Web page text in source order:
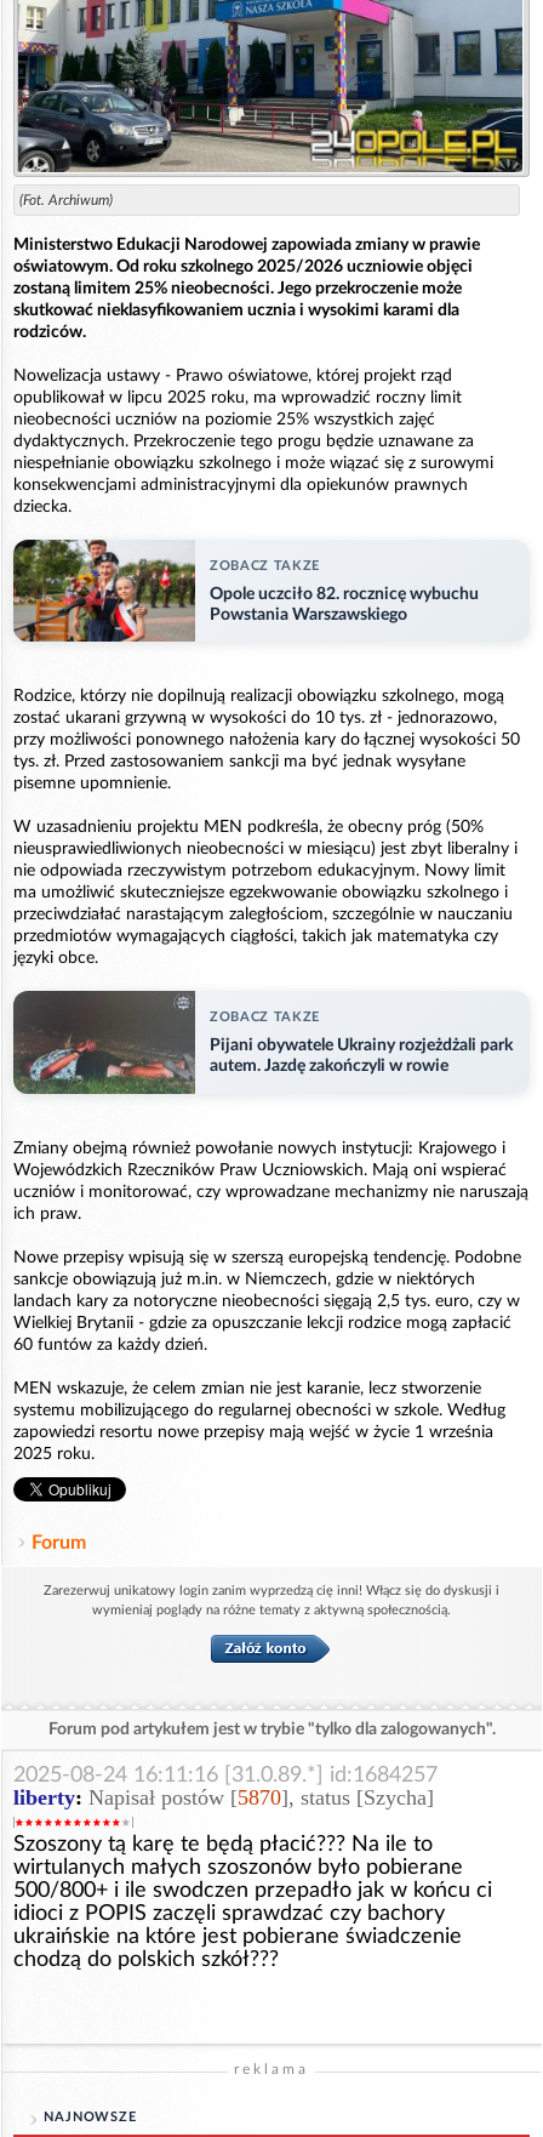
(Fot. Archiwum)
Ministerstwo Edukacji Narodowej zapowiada zmiany w prawie
oświatowym. Od roku szkolnego 2025/2026 uczniowie objęci
zostaną limitem 25% nieobecności. Jego przekroczenie może
skutkować nieklasyfikowaniem ucznia i wysokimi karami dla
rodziców.
Nowelizacja ustawy - Prawo oświatowe, której projekt rząd
opublikował w lipcu 2025 roku, ma wprowadzić roczny limit
nieobecności uczniów na poziomie 25% wszystkich zajęć
dydaktycznych. Przekroczenie tego progu będzie uznawane za
niespełnianie obowiązku szkolnego i może wiązać się z surowymi
konsekwencjami administracyjnymi dla opiekunów prawnych
dziecka.
ZOBACZ TAKZE
Opole uczciło 82. rocznicę wybuchu
Powstania Warszawskiego
Rodzice, którzy nie dopilnują realizacji obowiązku szkolnego, mogą
zostać ukarani grzywną w wysokości do 10 tys. zł - jednorazowo,
przy możliwości ponownego nałożenia kary do łącznej wysokości 50
tys. zł. Przed zastosowaniem sankcji ma być jednak wysyłane
pisemne upomnienie.
W uzasadnieniu projektu MEN podkreśla, że obecny próg (50%
nieusprawiedliwionych nieobecności w miesiącu) jest zbyt liberalny i
nie odpowiada rzeczywistym potrzebom edukacyjnym. Nowy limit
ma umożliwić skuteczniejsze egzekwowanie obowiązku szkolnego i
przeciwdziałać narastającym zaległościom, szczególnie w nauczaniu
przedmiotów wymagających ciągłości, takich jak matematyka czy
języki obce.
ZOBACZ TAKZE
Pijani obywatele Ukrainy rozjeżdżali park
autem. Jazdę zakończyli w rowie
Zmiany obejmą również powołanie nowych instytucji: Krajowego i
Wojewódzkich Rzeczników Praw Uczniowskich. Mają oni wspierać
uczniów i monitorować, czy wprowadzane mechanizmy nie naruszają
ich praw.
Nowe przepisy wpisują się w szerszą europejską tendencję. Podobne
sankcje obowiązują już m.in. w Niemczech, gdzie w niektórych
landach kary za notoryczne nieobecności sięgają 2,5 tys. euro, czy w
Wielkiej Brytanii - gdzie za opuszczanie lekcji rodzice mogą zapłacić
60 funtów za każdy dzień.
MEN wskazuje, że celem zmian nie jest karanie, lecz stworzenie
systemu mobilizującego do regularnej obecności w szkole. Według
zapowiedzi resortu nowe przepisy mają wejść w życie 1 września
2025 roku.
Forum
Zarezerwuj unikatowy login zanim wyprzedzą cię inni! Włącz się do dyskusji i
wymieniaj poglądy na różne tematy z aktywną społecznością.
Forum pod artykułem jest w trybie "tylko dla zalogowanych".
2025-08-24 16:11:16 [31.0.89.*] id:1684257
liberty: Napisał postów [5870], status [Szycha]
Szoszony tą karę te będą płacić??? Na ile to
wirtulanych małych szoszonów było pobierane
500/800+ i ile swodczen przepadło jak w końcu ci
idioci z POPIS zaczęli sprawdzać czy bachory
ukraińskie na które jest pobierane świadczenie
chodzą do polskich szkół???
reklama
NAJNOWSZE